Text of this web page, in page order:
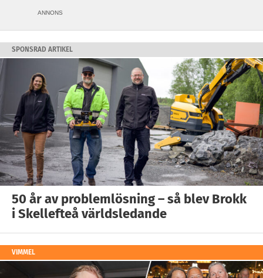
ANNONS
SPONSRAD ARTIKEL
50 år av problemlösning – så blev Brokk
i Skellefteå världsledande
VIMMEL